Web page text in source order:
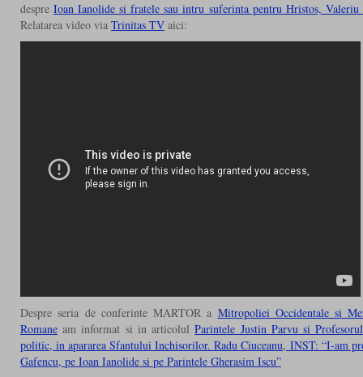
despreIoan Ianolide si fratele sau intru suferinta pentru Hristos,
Relatarea video via Trinitas TV aici:
Despre seria de conferinte MARTOR a Mitropoliei Occidentale si
Romane am informat si in articolulParintele Justin Parvu si
politic, in apararea Sfantului Inchisorilor. Radu Ciuceanu, INST: “I-am
Gafencu, pe Ioan Ianolide si pe Parintele Gherasim Iscu”